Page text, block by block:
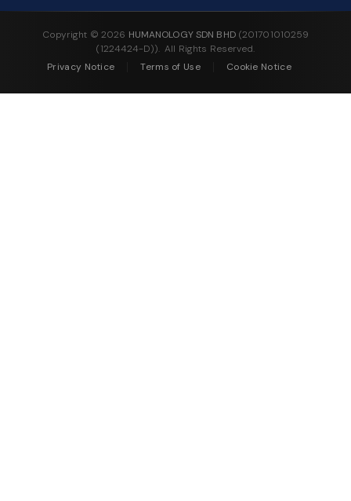
Copyright © 2026 HUMANOLOGY SDN BHD(201701010259
(1224424-D)). All Rights Reserved.
Privacy Notice
Terms of Use Cookie Notice